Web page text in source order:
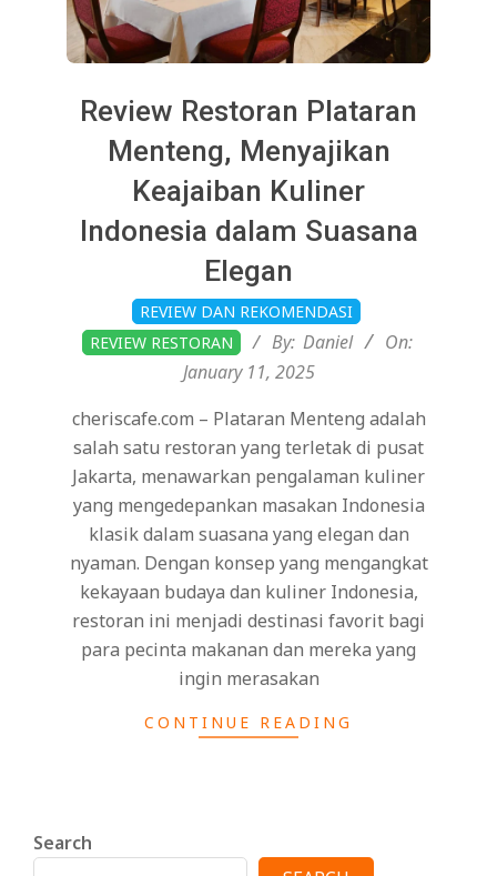
Review Restoran Plataran
Menteng, Menyajikan
Keajaiban Kuliner
Indonesia dalam Suasana
Elegan
01-
11
REVIEW DAN REKOMENDASI
REVIEW RESTORAN
By: Daniel
On:
January 11, 2025
cheriscafe.com – Plataran Menteng adalah
salah satu restoran yang terletak di pusat
Jakarta, menawarkan pengalaman kuliner
yang mengedepankan masakan Indonesia
klasik dalam suasana yang elegan dan
nyaman. Dengan konsep yang mengangkat
kekayaan budaya dan kuliner Indonesia,
restoran ini menjadi destinasi favorit bagi
para pecinta makanan dan mereka yang
ingin merasakan
CONTINUE READING
Search